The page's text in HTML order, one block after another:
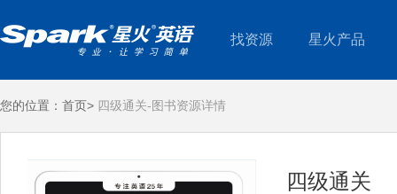
找资源 星火产品
您的位置： 首页> 四级通关-图书资源详情
四级通关